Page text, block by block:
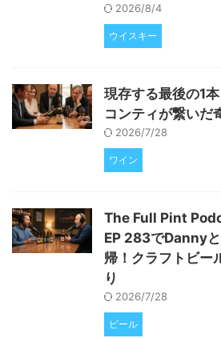
2026/8/4
ウイスキー
現存する最後の1
コンティが繋いだ
2026/7/28
ワイン
The Full Pint
EP 283でDanny
帰！クラフトビー
り
2026/7/28
ビール